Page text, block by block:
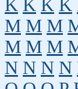
K K K K
M M M
M M M
N N N N